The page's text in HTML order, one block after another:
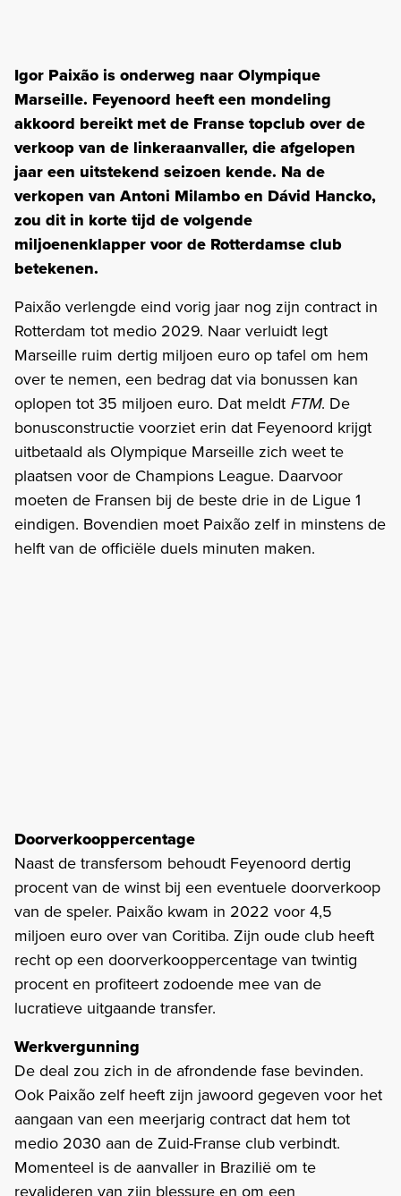
Igor Paixão is onderweg naar Olympique
Marseille. Feyenoord heeft een mondeling
akkoord bereikt met de Franse topclub over de
verkoop van de linkeraanvaller, die afgelopen
jaar een uitstekend seizoen kende. Na de
verkopen van Antoni Milambo en Dávid Hancko,
zou dit in korte tijd de volgende
miljoenenklapper voor de Rotterdamse club
betekenen.
Paixão verlengde eind vorig jaar nog zijn contract in
Rotterdam tot medio 2029. Naar verluidt legt
Marseille ruim dertig miljoen euro op tafel om hem
over te nemen, een bedrag dat via bonussen kan
oplopen tot 35 miljoen euro. Dat meldt FTM. De
bonusconstructie voorziet erin dat Feyenoord krijgt
uitbetaald als Olympique Marseille zich weet te
plaatsen voor de Champions League. Daarvoor
moeten de Fransen bij de beste drie in de Ligue 1
eindigen. Bovendien moet Paixão zelf in minstens de
helft van de officiële duels minuten maken.
Doorverkooppercentage
Naast de transfersom behoudt Feyenoord dertig
procent van de winst bij een eventuele doorverkoop
van de speler. Paixão kwam in 2022 voor 4,5
miljoen euro over van Coritiba. Zijn oude club heeft
recht op een doorverkooppercentage van twintig
procent en profiteert zodoende mee van de
lucratieve uitgaande transfer.
Werkvergunning
De deal zou zich in de afrondende fase bevinden.
Ook Paixão zelf heeft zijn jawoord gegeven voor het
aangaan van een meerjarig contract dat hem tot
medio 2030 aan de Zuid-Franse club verbindt.
Momenteel is de aanvaller in Brazilië om te